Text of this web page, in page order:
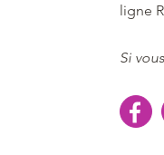
ligne
Si